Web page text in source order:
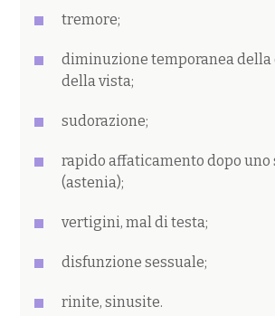
tremore;
diminuzione temporanea della
della vista;
sudorazione;
rapido affaticamento dopo uno
(astenia);
vertigini, mal di testa;
disfunzione sessuale;
rinite, sinusite.